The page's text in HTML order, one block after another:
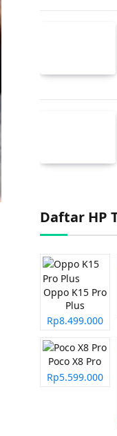
Daftar HP
Oppo K15 Pro
Plus
Rp8.499.000
Poco X8 Pro
Rp5.599.000